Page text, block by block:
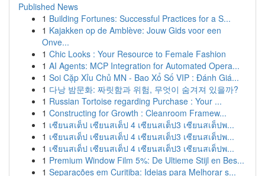
Published News
1 Building Fortunes: Successful Practices for a S...
1 Kajakken op de Amblève: Jouw Gids voor een
Onve...
1 Chic Looks : Your Resource to Female Fashion
1 AI Agents: MCP Integration for Automated Opera...
1 Soi Cặp Xỉu Chủ MN - Bao Xổ Số VIP : Đánh Giá...
1 다낭 밤문화: 짜릿함과 위험, 무엇이 숨겨져 있을까?
1 Russian Tortoise regarding Purchase : Your ...
1 Constructing for Growth : Cleanroom Framew...
1 เซียนสเต็ป เซียนสเต็ป 4 เซียนสเต็ป3 เซียนสเต็ปพ...
1 เซียนสเต็ป เซียนสเต็ป 4 เซียนสเต็ป3 เซียนสเต็ปพ...
1 เซียนสเต็ป เซียนสเต็ป 4 เซียนสเต็ป3 เซียนสเต็ปพ...
1 Premium Window Film 5%: De Ultieme Stijl en Bes...
1 Separações em Curitiba: Ideias para Melhorar s...